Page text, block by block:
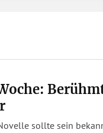
sollte sein